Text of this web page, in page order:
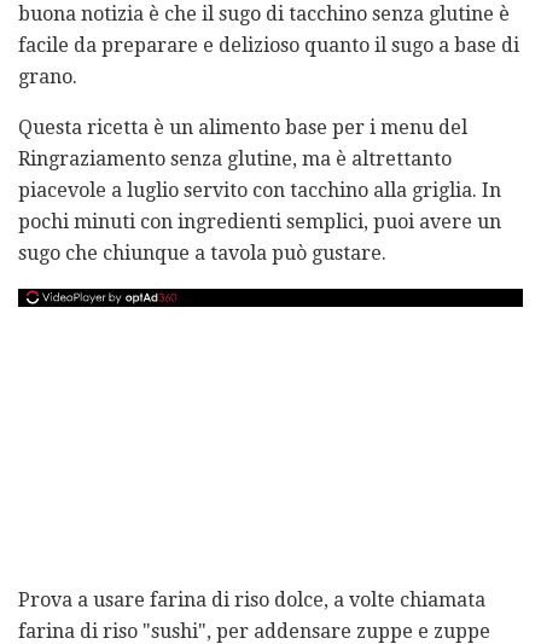
buona notizia è che il sugo di tacchino senza glutine è
facile da preparare e delizioso quanto il sugo a base di
grano.
Questa ricetta è un alimento base per i menu del
Ringraziamento senza glutine, ma è altrettanto
piacevole a luglio servito con tacchino alla griglia. In
pochi minuti con ingredienti semplici, puoi avere un
sugo che chiunque a tavola può gustare.
Prova a usare farina di riso dolce, a volte chiamata
farina di riso "sushi", per addensare zuppe e zuppe